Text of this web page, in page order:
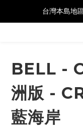
台灣本島地
BELL -
洲版 -
藍海岸